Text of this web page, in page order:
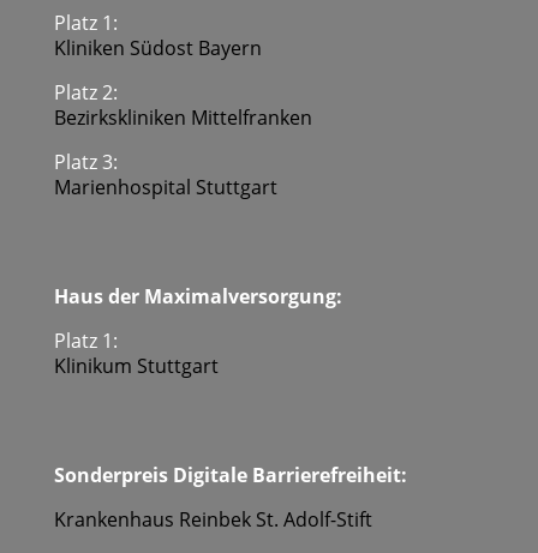
Platz 1:
Kli­ni­ken Süd­ost Bay­ern
Platz 2:
Bezirks­kli­ni­ken Mit­tel­fran­ken
Platz 3:
Mari­en­hos­pi­tal Stutt­gart
Haus der Maxi­mal­ver­sor­gung:
Platz 1:
Kli­ni­kum Stutt­gart
Son­der­preis Digi­ta­le Bar­rie­re­frei­heit:
Kran­ken­haus Rein­bek St. Adolf-Stift